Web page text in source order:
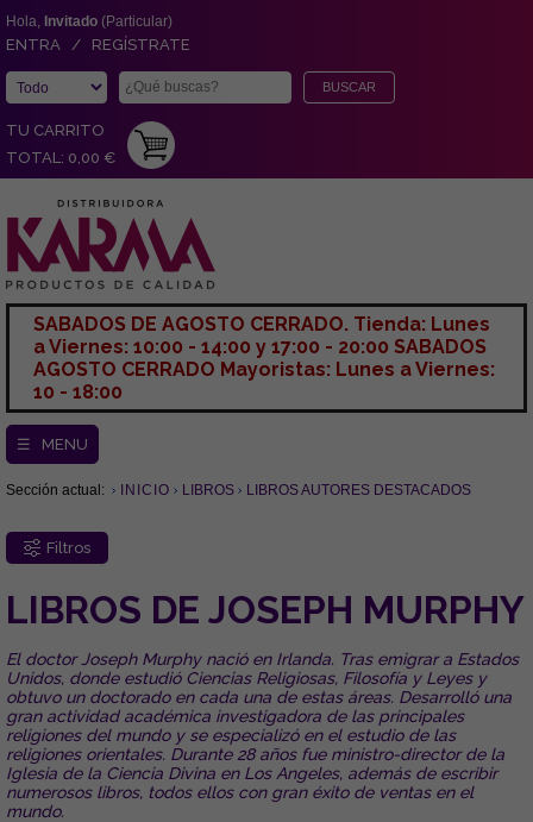
Hola, Invitado (Particular)
ENTRA / REGÍSTRATE
TU CARRITO
TOTAL: 0,00 €
SABADOS DE AGOSTO CERRADO. Tienda: Lunes
a Viernes: 10:00 - 14:00 y 17:00 - 20:00 SABADOS
AGOSTO CERRADO Mayoristas: Lunes a Viernes:
10 - 18:00
☰ MENU
Sección actual: INICIO LIBROS LIBROS AUTORES DESTACADOS
Filtros
LIBROS DE JOSEPH MURPHY
El doctor Joseph Murphy nació en Irlanda. Tras emigrar a Estados
Unidos, donde estudió Ciencias Religiosas, Filosofía y Leyes y
obtuvo un doctorado en cada una de estas áreas. Desarrolló una
gran actividad académica investigadora de las principales
religiones del mundo y se especializó en el estudio de las
religiones orientales. Durante 28 años fue ministro-director de la
Iglesia de la Ciencia Divina en Los Angeles, además de escribir
numerosos libros, todos ellos con gran éxito de ventas en el
mundo.